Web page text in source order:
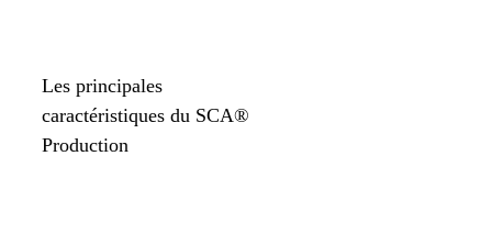
Les principales
caractéristiques du SCA®
Production